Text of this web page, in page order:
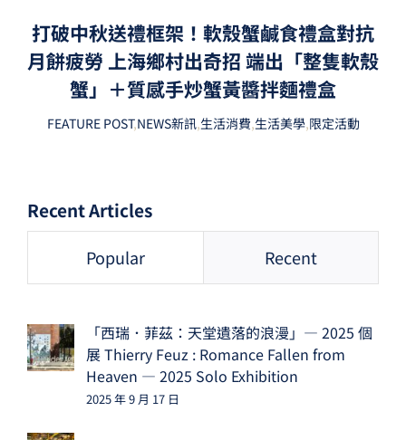
打破中秋送禮框架！軟殼蟹鹹食禮盒對抗
月餅疲勞 上海鄉村出奇招 端出「整隻軟殼
蟹」＋質感手炒蟹黃醬拌麵禮盒
FEATURE POST,NEWS新訊,生活消費,生活美學,限定活動
Recent Articles
Popular Recent
「西瑞．菲茲：天堂遺落的浪漫」— 2025 個
展 Thierry Feuz : Romance Fallen from
Heaven — 2025 Solo Exhibition
2025 年 9 月 17 日